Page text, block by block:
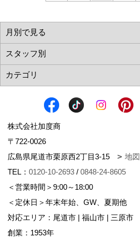
株式会社加度商
〒722-0026
広島県尾道市栗原西2丁目3-15
地図
TEL： 0120-10-2693 / 0848-24-8605
＜営業時間＞9:00～18:00
＜定休日＞年末年始、GW、夏期他
対応エリア：尾道市 | 福山市 | 三原市
創業：1953年